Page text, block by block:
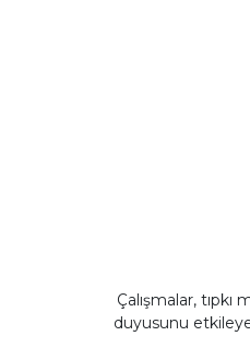
Çalışmalar, tıpkı
duyusunu